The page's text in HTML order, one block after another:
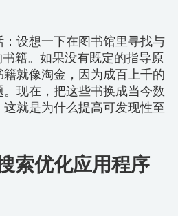
设想一下在图书馆里寻找与
籍。如果没有既定的指导原
就像淘金，因为成百上千的
现在，把这些书换成当今数
就是为什么提高可发现性至
索优化应用程序